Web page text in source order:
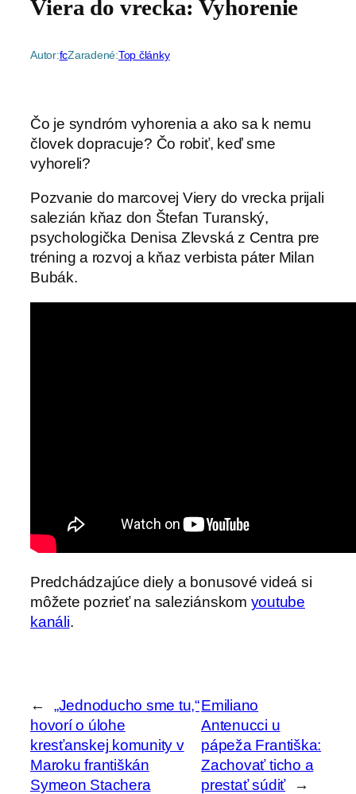
Viera do vrecka: Vyhorenie
Autor:fcZaradené:Top články
Čo je syndróm vyhorenia a ako sa k nemu
človek dopracuje? Čo robiť, keď sme
vyhoreli?
Pozvanie do marcovej Viery do vrecka prijali
salezián kňaz don Štefan Turanský,
psychologička Denisa Zlevská z Centra pre
tréning a rozvoj a kňaz verbista páter Milan
Bubák.
Predchádzajúce diely a bonusové videá si
môžete pozrieť na saleziánskom youtube
kanáli.
←
„Jednoducho sme tu,“
hovorí o úlohe
kresťanskej komunity v
Maroku františkán
Symeon Stachera
Emiliano
Antenucci u
pápeža Františka:
Zachovať ticho a
prestať súdiť
→